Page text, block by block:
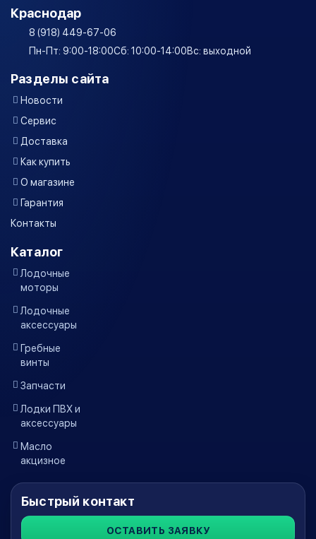
Краснодар
8 (918) 449-67-06
Пн-Пт: 9:00-18:00Сб: 10:00-14:00Вс: выходной
Разделы сайта
Новости
Сервис
Доставка
Как купить
О магазине
Гарантия
Контакты
Каталог
Лодочные
моторы
Лодочные
аксессуары
Гребные
винты
Запчасти
Лодки ПВХ и
аксессуары
Масло
акцизное
Быстрый контакт
ОСТАВИТЬ ЗАЯВКУ